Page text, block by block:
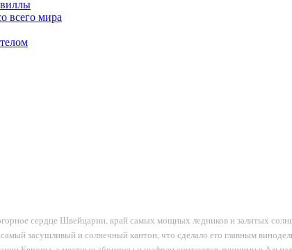
всего мира
сердце Швейцарии, край самых мощных ледников и залитых
засушливый и солнечный кантон, что сделало его главным